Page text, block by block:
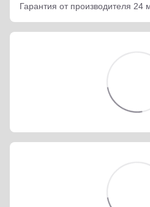
Гарантия от производителя 24